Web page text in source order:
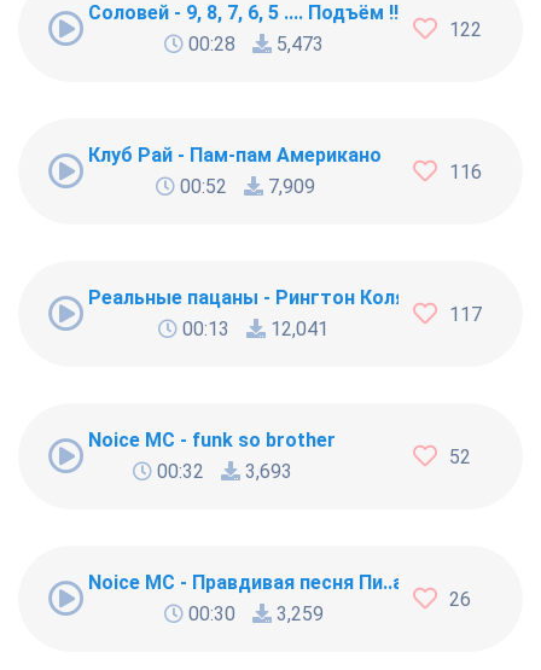
Соловей - 9, 8, 7, 6, 5 .... Подъём !!!
00:28
5,473
122
Клуб Рай - Пам-пам Американо
00:52
7,909
116
Реальные пацаны - Рингтон Коляна
00:13
12,041
117
Noice MC - funk so brother
00:32
3,693
52
Noice MC - Правдивая песня Пи..абола
00:30
3,259
26